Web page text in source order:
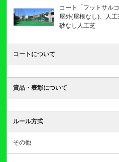
コート「フットサルコ
屋外(屋根なし)、人
砂なし人工芝
コートについて
賞品・表彰について
ルール方式
その他